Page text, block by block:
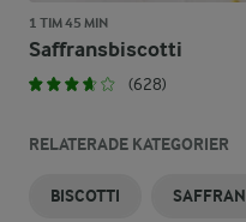
1 TIM 45 MIN
Saffransbiscotti
(628)
RELATERADE KATEGORIER
BISCOTTI SAFFRAN